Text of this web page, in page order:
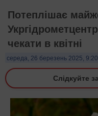
Потеплішає
чекати в квітні
середа, 26 березень 2025, 9:20
Слідкуйте